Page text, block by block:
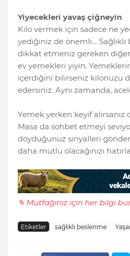
Yiyecekleri yavaş çiğneyin
Kilo vermek için sadece ne
yediğiniz de önemli…
dikkat etmeniz gereken diğer
ev yemekleri yiyin.
içerdiğini bilirseniz kilonuzu
edersiniz. Aynı zamanda,
Yemek yerken keyif alırsanız
Masa da sohbet etmeyi
doyduğunuz sinyalleri
daha mutlu olacağınızı
✎ Mutfağınız için her bilgi
Etiketler sağlıklı beslenme